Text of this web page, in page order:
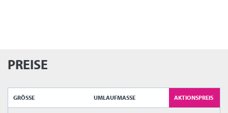
PREISE
GRÖSSE UMLAUFMASSE AKTIONSPREIS